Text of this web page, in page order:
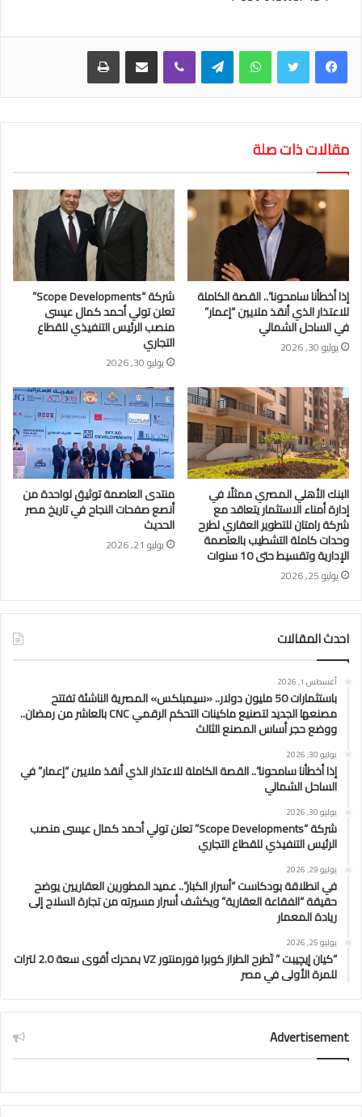
واتساب تيلقرام
مقالات ذات صلة
إذا أخطأنا سامحونا”.. القصة الكاملة
للاعتذار الذي أنقذ ملايين “إعمار”
في الساحل الشمالي
يوليو 30, 2026
شركة “Scope Developments”
تعلن تولي أحمد كمال عيسى
منصب الرئيس التنفيذي للقطاع
التجاري
يوليو 30, 2026
البنك الأهلي المصري ممثلًا في
إدارة أمناء الاستثمار يتعاقد مع
شركة رامتان للتطوير العقاري لطرح
وحدات كاملة التشطيب بالعاصمة
الإدارية وتقسيط حتى 10 سنوات
يوليو 25, 2026
منتدى العاصمة توثيق لواحدة من
أنصع صفحات النجاح في تاريخ مصر
الحديث
يوليو 21, 2026
احدث المقالات
أغسطس 1, 2026
باستثمارات 50 مليون دولار.. «سيمبلكس» المصرية الناشئة تفتتح
مصنعها الجديد لتصنيع ماكينات التحكم الرقمي CNC بالعاشر من رمضان..
ووضع حجر أساس المصنع الثالث
يوليو 30, 2026
إذا أخطأنا سامحونا”.. القصة الكاملة للاعتذار الذي أنقذ ملايين “إعمار” في
الساحل الشمالي
يوليو 30, 2026
شركة “Scope Developments” تعلن تولي أحمد كمال عيسى منصب
الرئيس التنفيذي للقطاع التجاري
يوليو 29, 2026
في انطلاقة بودكاست “أسرار الكبار”.. عميد المطورين العقاريين يوضح
حقيقة “الفقاعة العقارية” ويكشف أسرار مسيرته من تجارة السلاح إلى
ريادة المعمار
يوليو 25, 2026
“كيان إيچيبت ” تَطرح الطراز كوبرا فورمنتور VZ بمحرك أقوى سعة 2.0 لترات
للمرة الأولى في مصر
Advertisement